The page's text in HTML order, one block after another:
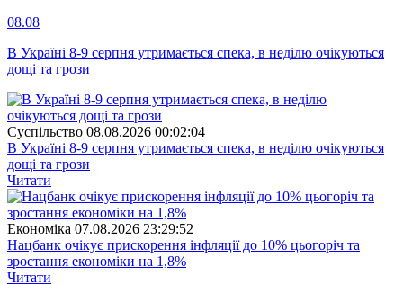
08.08
В Україні 8-9 серпня утримається спека, в неділю очікуються
дощі та грози
Суспiльство 08.08.2026 00:02:04
В Україні 8-9 серпня утримається спека, в неділю очікуються
дощі та грози
Читати
Економіка 07.08.2026 23:29:52
Нацбанк очікує прискорення інфляції до 10% цьогоріч та
зростання економіки на 1,8%
Читати